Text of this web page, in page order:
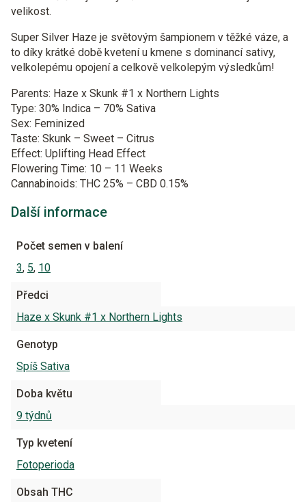
velikost.
Super Silver Haze je světovým šampionem v těžké váze, a
to díky krátké době kvetení u kmene s dominancí sativy,
velkolepému opojení a celkově velkolepým výsledkům!
Parents: Haze x Skunk #1 x Northern Lights
Type: 30% Indica – 70% Sativa
Sex: Feminized
Taste: Skunk – Sweet – Citrus
Effect: Uplifting Head Effect
Flowering Time: 10 – 11 Weeks
Cannabinoids: THC 25% – CBD 0.15%
Další informace
Počet semen v balení
3, 5, 10
Předci
Haze x Skunk #1 x Northern Lights
Genotyp
Spíš Sativa
Doba květu
9 týdnů
Typ kvetení
Fotoperioda
Obsah THC